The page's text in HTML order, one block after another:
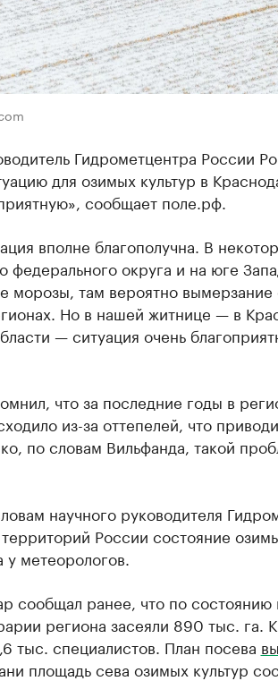
Гидрометцентра России
для озимых культур в
сообщает поле.рф.
вполне благополучна. В
федерального округа и на юге
морозы, там вероятно
Но в нашей житнице — в
— ситуация очень
что за последние годы в
из-за оттепелей, что
по словам Вильфанда, такой
научного руководителя
России состояние
у метеорологов.
сообщал ранее, что по состоянию
региона засеяли 890 тыс. га.
тыс. специалистов. План посева
площадь сева озимых культур